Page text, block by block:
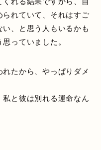
れていて、それはすご
、と思う人もいるかも
っていました。
れたから、やっぱりダメ
私と彼は別れる運命なん